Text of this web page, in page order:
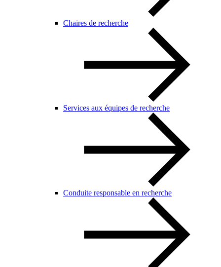
Chaires de recherche
Services aux équipes de recherche
Conduite responsable en recherche